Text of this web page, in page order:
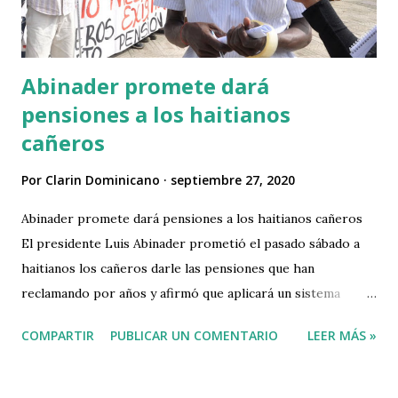
Abinader promete dará
pensiones a los haitianos
cañeros
Por Clarin Dominicano septiembre 27, 2020
Abinader promete dará pensiones a los haitianos cañeros
El presidente Luis Abinader prometió el pasado sábado a
haitianos los cañeros darle las pensiones que han
reclamando por años y afirmó que aplicará un sistema
proceder y vamos a resolver esa demanda de tantos años
COMPARTIR PUBLICAR UN COMENTARIO LEER MÁS »